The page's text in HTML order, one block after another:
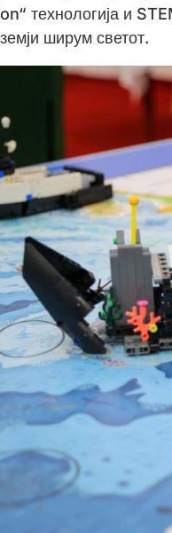
технологија и
ширум светот.